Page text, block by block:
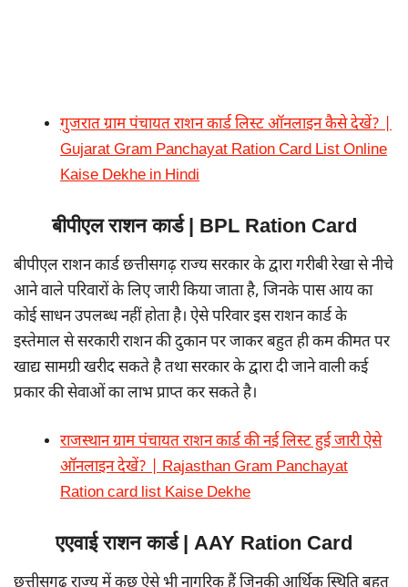
गुजरात ग्राम पंचायत राशन कार्ड लिस्ट ऑनलाइन कैसे देखें? |
Gujarat Gram Panchayat Ration Card List Online
Kaise Dekhe in Hindi
बीपीएल राशन कार्ड | BPL Ration Card
बीपीएल राशन कार्ड छत्तीसगढ़ राज्य सरकार के द्वारा गरीबी रेखा से नीचे
आने वाले परिवारों के लिए जारी किया जाता है, जिनके पास आय का
कोई साधन उपलब्ध नहीं होता है। ऐसे परिवार इस राशन कार्ड के
इस्तेमाल से सरकारी राशन की दुकान पर जाकर बहुत ही कम कीमत पर
खाद्य सामग्री खरीद सकते है तथा सरकार के द्वारा दी जाने वाली कई
प्रकार की सेवाओं का लाभ प्राप्त कर सकते है।
राजस्थान ग्राम पंचायत राशन कार्डकी नई लिस्ट हुई जारी ऐसे
ऑनलाइन देखें? | Rajasthan Gram Panchayat
Ration card list Kaise Dekhe
एएवाई राशन कार्ड | AAY Ration Card
छत्तीसगढ़ राज्य में कुछ ऐसे भी नागरिक हैं जिनकी आर्थिक स्थिति बहुत